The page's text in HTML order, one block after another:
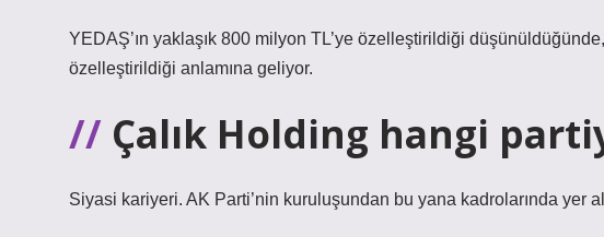
YEDAŞ’ın yaklaşık 800 milyon TL’ye özelleştirildiği
özelleştirildiği anlamına geliyor.
Çalık Holding hangi
Siyasi kariyeri. AK Parti’nin kuruluşundan bu yana kadrolarında yer